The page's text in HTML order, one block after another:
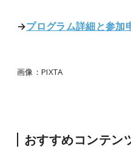
→プログラム詳細と参加
画像：PIXTA
おすすめコンテン